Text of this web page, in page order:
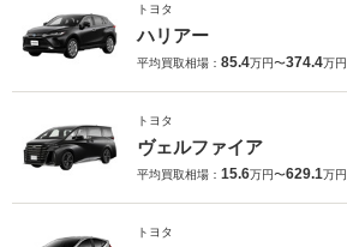
トヨタ
ハリアー
平均買取相場： 85.4万円〜374.4万円
トヨタ
ヴェルファイア
平均買取相場： 15.6万円〜629.1万円
トヨタ